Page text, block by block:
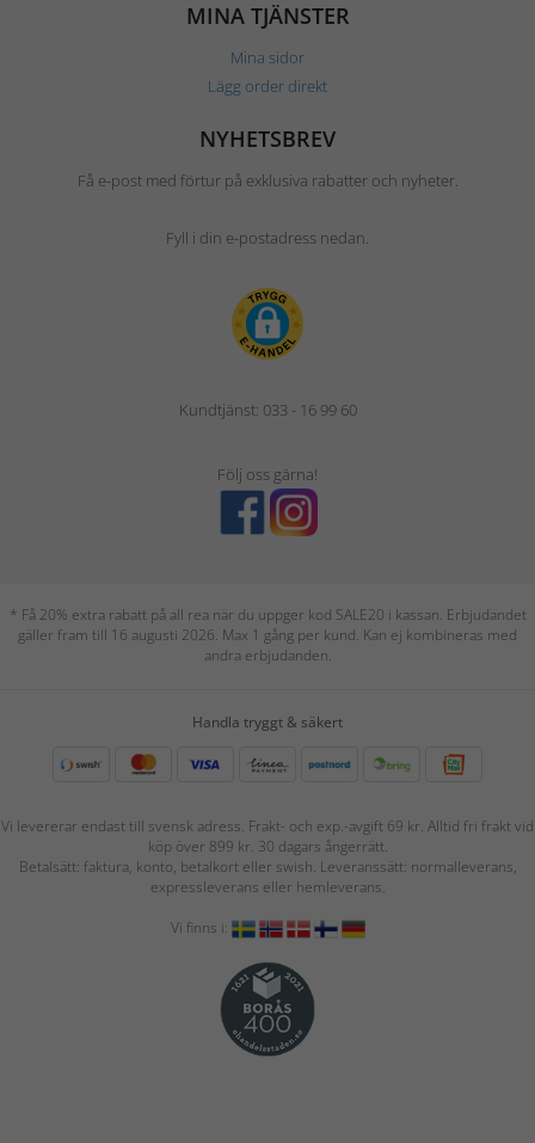
MINA TJÄNSTER
Mina sidor
Lägg order direkt
NYHETSBREV
Få e-post med förtur på exklusiva rabatter och nyheter.
Fyll i din e-postadress nedan.
Kundtjänst: 033 - 16 99 60
Följ oss gärna!
* Få 20% extra rabatt på all rea när du uppger kod SALE20 i kassan. Erbjudandet
gäller fram till 16 augusti 2026. Max 1 gång per kund. Kan ej kombineras med
andra erbjudanden.
Handla tryggt & säkert
Vi levererar endast till svensk adress. Frakt- och exp.-avgift 69 kr. Alltid fri frakt vid
köp över 899 kr. 30 dagars ångerrätt.
Betalsätt: faktura, konto, betalkort eller swish. Leveranssätt: normalleverans,
expressleverans eller hemleverans.
Vi finns i: